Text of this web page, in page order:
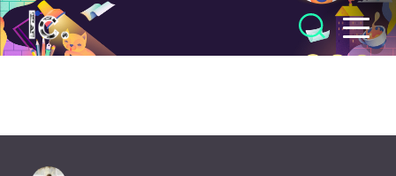
Illustratörcentrum